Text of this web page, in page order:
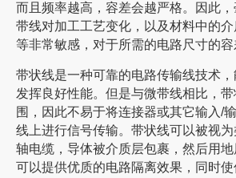
而且频率越高，容差会越严格。因此
带线对加工工艺变化，以及材料中的
等非常敏感，对于所需的电路尺寸的容
带状线是一种可靠的电路传输线技术
发挥良好性能。但是与微带线相比，
围，因此不易于将连接器或其它输入/
线上进行信号传输。带状线可以被视
轴电缆，导体被介质层包裹，然后用
可以提供优质的电路隔离效果，同时